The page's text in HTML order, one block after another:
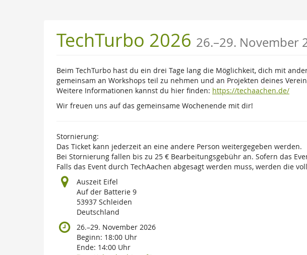
TechTurbo 2026 26.–bis
29. November
Beim TechTurbo hast du ein drei Tage lang die Möglichkeit, dich mit
gemeinsam an Workshops teil zu nehmen und an Projekten deines
Weitere Informationen kannst du hier finden: https://techaachen.de/
Wir freuen uns auf das gemeinsame Wochenende mit dir!
Stornierung:
Das Ticket kann jederzeit an eine andere Person weitergegeben werden.
Bei Stornierung fallen bis zu 25 € Bearbeitungsgebühr an. Sofern das
Falls das Event durch TechAachen abgesagt werden muss, werden die
Auszeit Eifel
Auf der Batterie 9
53937 Schleiden
Deutschland
26.–bis
29. November 2026
Beginn: 18:00 Uhr
Ende: 14:00 Uhr